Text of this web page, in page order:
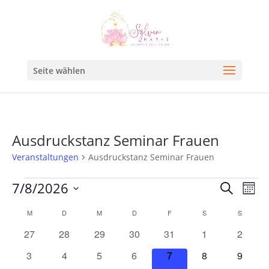
Seite wählen
Ausdruckstanz Seminar Frauen
Veranstaltungen Ausdruckstanz Seminar Frauen
Suche
und
Suche
7/8/2026
Kalender
von
Veranstaltungen
M D M D F S S
0
27
0
28
0
Veranstaltungen
29
0
Veranstaltungen
30
0
Veranstaltungen
31
0
1
0
2
0
3
0
4
0
5
0
6
0
7
0
8
0
9